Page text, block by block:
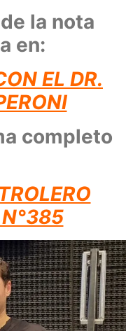
la nota
en:
EL DR.
completo